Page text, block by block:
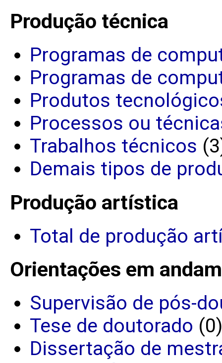
Produção técnica
Programas de
Programas de
Produtos
Processos ou
Trabalhos técnicos
Demais tipos de
Produção artística
Total de produção
Orientações em
Supervisão de pós-
Tese de doutorado (0)
Dissertação de